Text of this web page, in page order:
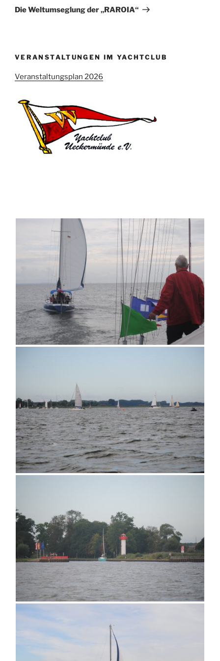
Beitrag
Die Weltumseglung der „RAROIA“
VERANSTALTUNGEN IM YACHTCLUB
Veranstaltungsplan 2026